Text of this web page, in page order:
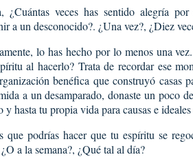
¿Cuántas veces has sentido alegría
a un desconocido?. ¿Una vez?, ¿Diez
lo has hecho por lo menos una
al hacerlo? Trata de recordar ese
benéfica que construyó casas
a un desamparado, donaste un poco
y hasta tu propia vida para causas e
que podrías hacer que tu espíritu se
a la semana?, ¿Qué tal al día?